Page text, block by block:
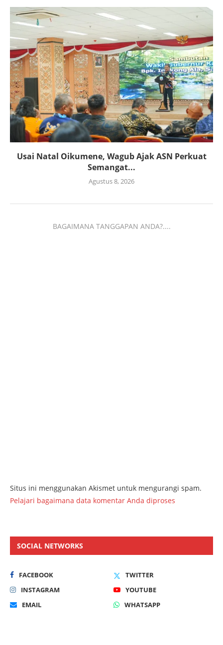
Usai Natal Oikumene, Wagub Ajak ASN Perkuat
Semangat...
Agustus 8, 2026
BAGAIMANA TANGGAPAN ANDA?....
Situs ini menggunakan Akismet untuk mengurangi spam.
Pelajari bagaimana data komentar Anda diproses
SOCIAL NETWORKS
FACEBOOK
TWITTER
INSTAGRAM
YOUTUBE
EMAIL
WHATSAPP